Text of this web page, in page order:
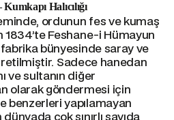
Halıcılığı
ordunun fes ve kumaş
1834’te Feshane-i Hümayun
bünyesinde saray ve
Sadece hanedan
ve sultanın diğer
olarak göndermesi için
benzerleri yapılamayan
çok sınırlı sayıda